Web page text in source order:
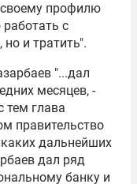
профилю
с
и тратить".
"...дал
месяцев, -
тем глава
правительство
дальнейших
дал ряд
банку и